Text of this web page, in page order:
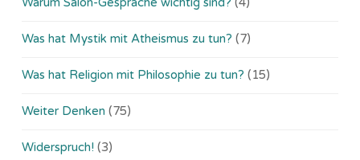
Was hat Mystik mit Atheismus zu tun? (7)
Was hat Religion mit Philosophie zu tun? (15)
Weiter Denken (75)
Widerspruch! (3)